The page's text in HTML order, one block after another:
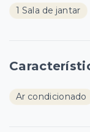
1 Sala de jantar
Ar condicionado